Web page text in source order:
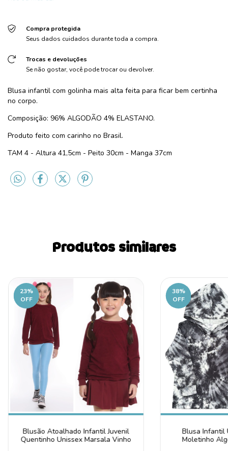
Compra protegida
Seus dados cuidados durante toda a compra.
Trocas e devoluções
Se não gostar, você pode trocar ou devolver.
Blusa infantil com golinha mais alta feita para ficar bem certinha
no corpo.
Composição: 96% ALGODÃO 4% ELASTANO.
Produto feito com carinho no Brasil.
TAM 4 - Altura 41,5cm - Peito 30cm - Manga 37cm
Produtos similares
23%
OFF
Blusão Atoalhado Infantil Juvenil
Quentinho Unissex Marsala Vinho
38%
OFF
Blusa Infantil
Moletinho